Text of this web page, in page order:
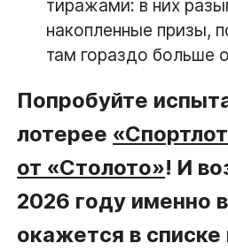
тиражами: в них
накопленные призы,
там гораздо больше
Попробуйте
лотерее
от «Столото»! И
2026 году именно
окажется в